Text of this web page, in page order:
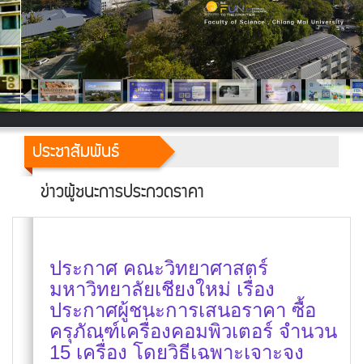
ประชาสัมพันธ์
ข่าวผู้ชนะการประกวดราคา
ประกาศ คณะวิทยาศาสตร์
มหาวิทยาลัยเชียงใหม่ เรื่อง
ประกาศผู้ชนะการเสนอราคา ซื้อ
ครุภัณฑ์เครื่องคอมพิวเตอร์ จำนวน
15 เครื่อง โดยวิธีเฉพาะเจาะจง